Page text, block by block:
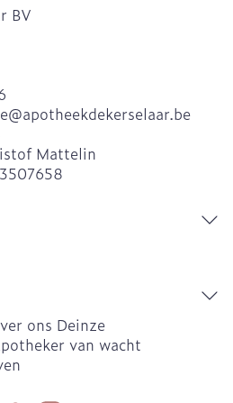
BV
apotheekdekerselaar.be
Mattelin
ons Deinze
van wacht